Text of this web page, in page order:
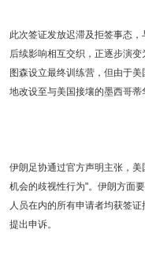
此次签证发放迟滞及拒签事态
后续影响相互交织，正逐步演
图森设立最终训练营，但由于
地改设至与美国接壤的墨西哥蒂
伊朗足协通过官方声明主张，
机会的歧视性行为"。伊朗方面
人员在内的所有申请者均获签证
提出申诉。